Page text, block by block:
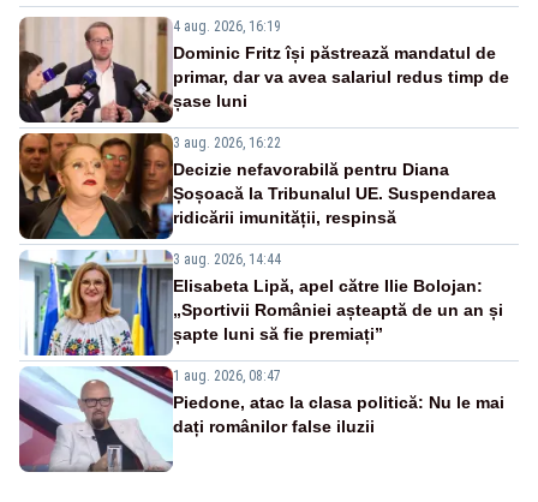
4 aug. 2026, 16:19
Dominic Fritz își păstrează mandatul de
primar, dar va avea salariul redus timp de
șase luni
3 aug. 2026, 16:22
Decizie nefavorabilă pentru Diana
Șoșoacă la Tribunalul UE. Suspendarea
ridicării imunității, respinsă
3 aug. 2026, 14:44
Elisabeta Lipă, apel către Ilie Bolojan:
„Sportivii României așteaptă de un an și
șapte luni să fie premiați”
1 aug. 2026, 08:47
Piedone, atac la clasa politică: Nu le mai
dați românilor false iluzii